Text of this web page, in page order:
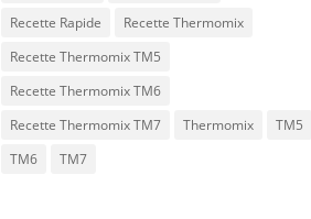
Recette Rapide
Recette Thermomix
Recette Thermomix TM5
Recette Thermomix TM6
Recette Thermomix TM7
Thermomix
TM5
TM6
TM7